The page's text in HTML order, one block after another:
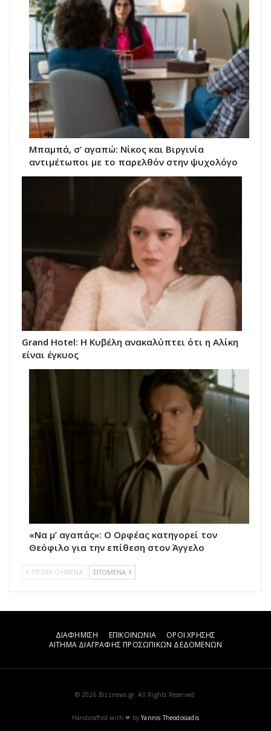
Μπαμπά, σ’ αγαπώ: Νίκος και Βιργινία
αντιμέτωποι με το παρελθόν στην ψυχολόγο
Grand Hotel: Η Κυβέλη ανακαλύπτει ότι η Αλίκη
είναι έγκυος
«Να μ’ αγαπάς»: Ο Ορφέας κατηγορεί τον
Θεόφιλο για την επίθεση στον Άγγελο
ΠΡΟΗΓΟΥΜΕΝΑ ΕΠΟΜΕΝΑ
ΔΙΑΦΗΜΙΣΗ ΕΠΙΚΟΙΝΩΝΙΑ
ΟΡΟΙ ΧΡΗΣΗΣ
ΑΙΤΗΜΑ ΔΙΑΓΡΑΦΗΣ ΠΡΟΣΩΠΙΚΩΝ ΔΕΔΟΜΕΝΩΝ
© 2026 Bizznews.gr. All Rights Reserved.
Handcrafted with ❤ byYannis Theodosiadis